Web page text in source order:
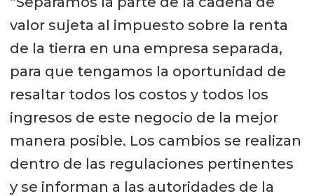
valor sujeta al impuesto sobre la renta
de la tierra en una empresa separada,
para que tengamos la oportunidad de
resaltar todos los costos y todos los
ingresos de este negocio de la mejor
manera posible. Los cambios se realizan
dentro de las regulaciones pertinentes
y se informan a las autoridades de la